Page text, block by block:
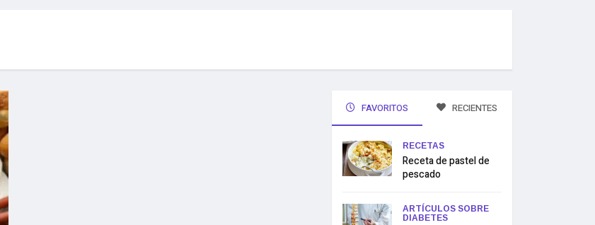
FAVORITOS RECIENTES
RECETAS
Receta de pastel de
pescado
ARTÍCULOS SOBRE
DIABETES